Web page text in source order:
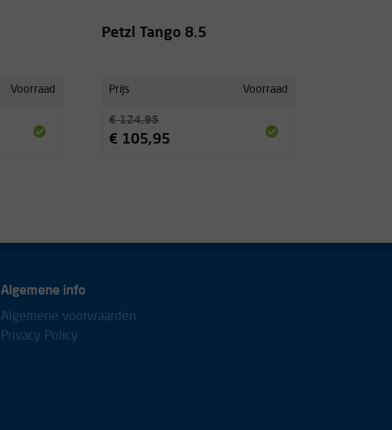
Voorraad
Petzl Tango 8.5
Prijs Voorraad
€ 124,95
€ 105,95
Algemene info
Algemene voorwaarden
Privacy Policy